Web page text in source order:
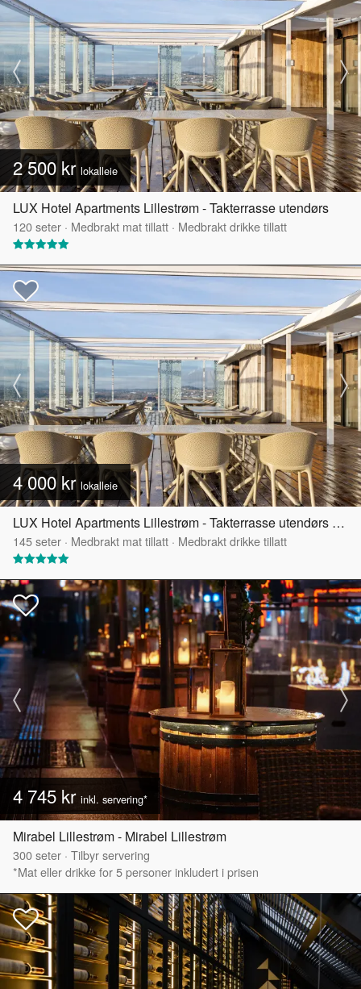
2 500 kr lokalleie
LUX Hotel Apartments Lillestrøm - Takterrasse utendørs
120seter · Medbrakt mat tillatt · Medbrakt drikke tillatt
4 000 kr lokalleie
LUX Hotel Apartments Lillestrøm - Takterrasse utendørs med selskapslokalet
145seter · Medbrakt mat tillatt · Medbrakt drikke tillatt
4 745 kr inkl. servering*
Mirabel Lillestrøm - Mirabel Lillestrøm
300seter · Tilbyr servering
*Mat eller drikke for 5 personer inkludert i prisen